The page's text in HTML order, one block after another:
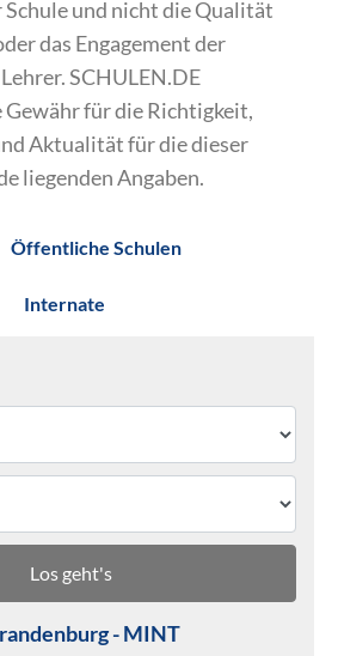
Schule und nicht die Qualität
das Engagement der
SCHULEN.DE
für die Richtigkeit,
Aktualität für die dieser
liegenden Angaben.
Öffentliche Schulen
Internate
Los geht's
- MINT